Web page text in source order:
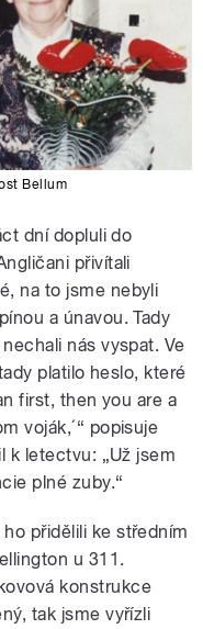
Bellum
dní dopluli do
přivítali
na to jsme nebyli
a únavou. Tady
nás vyspat. Ve
platilo heslo, které
first, then you are a
voják,´“ popisuje
k letectvu: „Už jsem
plné zuby.“
přidělili ke středním
u 311.
konstrukce
tak jsme vyřízli